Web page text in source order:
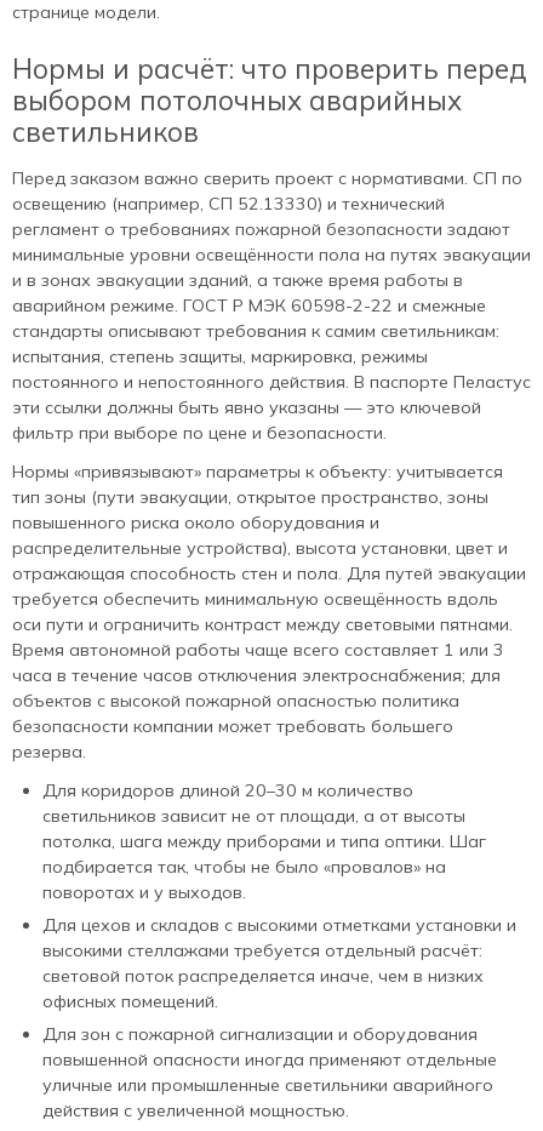
странице модели.
Нормы и расчёт: что проверить перед
выбором потолочных аварийных
светильников
Перед заказом важно сверить проект с нормативами. СП по
освещению (например, СП 52.13330) и технический
регламент о требованиях пожарной безопасности задают
минимальные уровни освещённости пола на путях эвакуации
и в зонах эвакуации зданий, а также время работы в
аварийном режиме. ГОСТ Р МЭК 60598‑2‑22 и смежные
стандарты описывают требования к самим светильникам:
испытания, степень защиты, маркировка, режимы
постоянного и непостоянного действия. В паспорте Пеластус
эти ссылки должны быть явно указаны — это ключевой
фильтр при выборе по цене и безопасности.
Нормы «привязывают» параметры к объекту: учитывается
тип зоны (пути эвакуации, открытое пространство, зоны
повышенного риска около оборудования и
распределительные устройства), высота установки, цвет и
отражающая способность стен и пола. Для путей эвакуации
требуется обеспечить минимальную освещённость вдоль
оси пути и ограничить контраст между световыми пятнами.
Время автономной работы чаще всего составляет 1 или 3
часа в течение часов отключения электроснабжения; для
объектов с высокой пожарной опасностью политика
безопасности компании может требовать большего
резерва.
Для коридоров длиной 20–30 м количество
светильников зависит не от площади, а от высоты
потолка, шага между приборами и типа оптики. Шаг
подбирается так, чтобы не было «провалов» на
поворотах и у выходов.
Для цехов и складов с высокими отметками установки и
высокими стеллажами требуется отдельный расчёт:
световой поток распределяется иначе, чем в низких
офисных помещений.
Для зон с пожарной сигнализации и оборудования
повышенной опасности иногда применяют отдельные
уличные или промышленные светильники аварийного
действия с увеличенной мощностью.